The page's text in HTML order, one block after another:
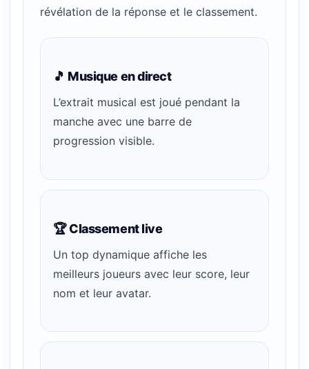
révélation de la réponse et le classement.
🎵 Musique en direct
L’extrait musical est joué pendant la
manche avec une barre de
progression visible.
🏆 Classement live
Un top dynamique affiche les
meilleurs joueurs avec leur score, leur
nom et leur avatar.